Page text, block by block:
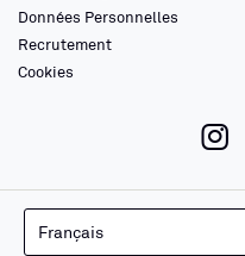
Données Personnelles
Recrutement
Cookies
Français